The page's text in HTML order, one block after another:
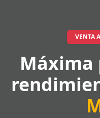
VENTA
Máxima